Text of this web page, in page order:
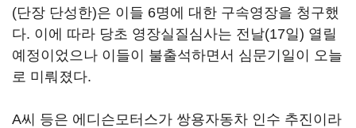
(단장 단성한)은 이들 6명에 대한 구속영장을 청구했
다. 이에 따라 당초 영장실질심사는 전날(17일) 열릴
예정이었으나 이들이 불출석하면서 심문기일이 오늘
로 미뤄졌다.
A씨 등은 에디슨모터스가 쌍용자동차 인수 추진이라